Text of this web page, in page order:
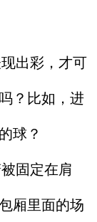
出彩，才可
？比如，进
球？
固定在肩
厢里面的场